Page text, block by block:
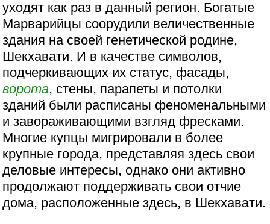
уходят как раз в данный регион. Богатые
Марварийцы соорудили величественные
здания на своей генетической родине,
Шекхавати. И в качестве символов,
подчеркивающих их статус, фасады,
ворота, стены, парапеты и потолки
зданий были расписаны феноменальными
и завораживающими взгляд фресками.
Многие купцы мигрировали в более
крупные города, представляя здесь свои
деловые интересы, однако они активно
продолжают поддерживать свои отчие
дома, расположенные здесь, в Шекхавати.